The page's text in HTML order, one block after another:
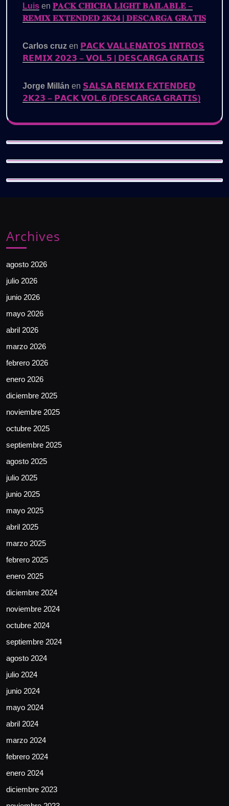
Luis en 𝐏𝐀𝐂𝐊 𝐂𝐇𝐈𝐂𝐇𝐀 𝐋𝐈𝐆𝐇𝐓 𝐁𝐀𝐈𝐋𝐀𝐁𝐋𝐄 –
𝐑𝐄𝐌𝐈𝐗 𝐄𝐗𝐓𝐄𝐍𝐃𝐄𝐃 𝟐𝐊𝟐𝟒 | 𝐃𝐄𝐒𝐂𝐀𝐑𝐆𝐀 𝐆𝐑𝐀𝐓𝐈𝐒
Carlos cruz en 𝗣𝗔𝗖𝗞 𝗩𝗔𝗟𝗟𝗘𝗡𝗔𝗧𝗢𝗦 𝗜𝗡𝗧𝗥𝗢𝗦
𝗥𝗘𝗠𝗜𝗫 𝟮𝟬𝟮𝟯 – 𝗩𝗢𝗟.𝟱 | 𝗗𝗘𝗦𝗖𝗔𝗥𝗚𝗔 𝗚𝗥𝗔𝗧𝗜𝗦
Jorge Millán en 𝗦𝗔𝗟𝗦𝗔 𝗥𝗘𝗠𝗜𝗫 𝗘𝗫𝗧𝗘𝗡𝗗𝗘𝗗
𝟮𝗞𝟮𝟯 – 𝗣𝗔𝗖𝗞 𝗩𝗢𝗟.𝟲 (𝗗𝗘𝗦𝗖𝗔𝗥𝗚𝗔 𝗚𝗥𝗔𝗧𝗜𝗦)
Archives
agosto 2026
julio 2026
junio 2026
mayo 2026
abril 2026
marzo 2026
febrero 2026
enero 2026
diciembre 2025
noviembre 2025
octubre 2025
septiembre 2025
agosto 2025
julio 2025
junio 2025
mayo 2025
abril 2025
marzo 2025
febrero 2025
enero 2025
diciembre 2024
noviembre 2024
octubre 2024
septiembre 2024
agosto 2024
julio 2024
junio 2024
mayo 2024
abril 2024
marzo 2024
febrero 2024
enero 2024
diciembre 2023